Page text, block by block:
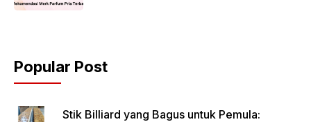
Popular Post
Stik Billiard yang Bagus untuk Pemula: